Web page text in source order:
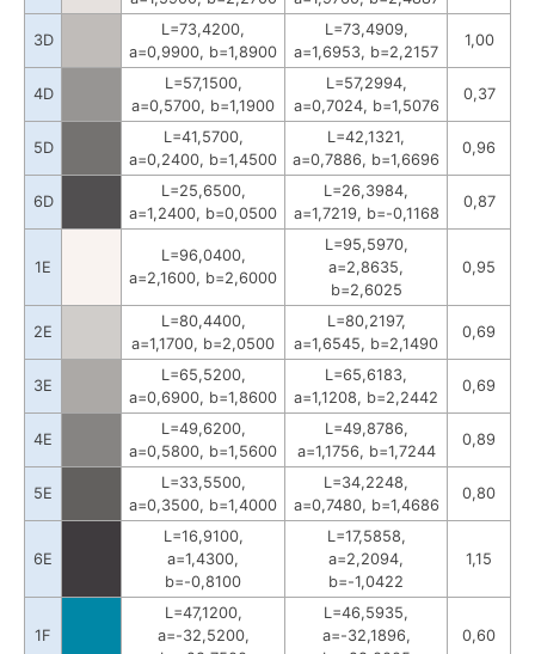
3D
L=73,4200,
a=0,9900, b=1,8900
L=73,4909,
a=1,6953, b=2,2157
1,00
4D
L=57,1500,
a=0,5700, b=1,1900
L=57,2994,
a=0,7024, b=1,5076
0,37
5D
L=41,5700,
a=0,2400, b=1,4500
L=42,1321,
a=0,7886, b=1,6696
0,96
6D
L=25,6500,
a=1,2400, b=0,0500
L=26,3984,
a=1,7219, b=-0,1168
0,87
1E
L=96,0400,
a=2,1600, b=2,6000
L=95,5970,
a=2,8635,
b=2,6025
0,95
2E
L=80,4400,
a=1,1700, b=2,0500
L=80,2197,
a=1,6545, b=2,1490
0,69
3E
L=65,5200,
a=0,6900, b=1,8600
L=65,6183,
a=1,1208, b=2,2442
0,69
4E
L=49,6200,
a=0,5800, b=1,5600
L=49,8786,
a=1,1756, b=1,7244
0,89
5E
L=33,5500,
a=0,3500, b=1,4000
L=34,2248,
a=0,7480, b=1,4686
0,80
6E
L=16,9100,
a=1,4300,
b=-0,8100
L=17,5858,
a=2,2094,
b=-1,0422
1,15
1F
L=47,1200,
a=-32,5200,
L=46,5935,
a=-32,1896,
0,60